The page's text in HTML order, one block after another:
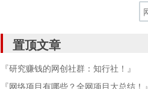
置顶文章
『研究赚钱的网创社群：知行社！』
『网络项目有哪些？全网项目大总结！』